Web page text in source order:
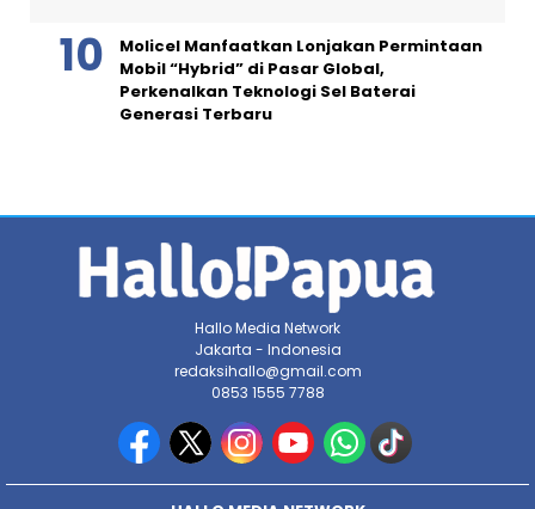
Molicel Manfaatkan Lonjakan Permintaan
Mobil “Hybrid” di Pasar Global,
Perkenalkan Teknologi Sel Baterai
Generasi Terbaru
Hallo Media Network
Jakarta - Indonesia
redaksihallo@gmail.com
0853 1555 7788